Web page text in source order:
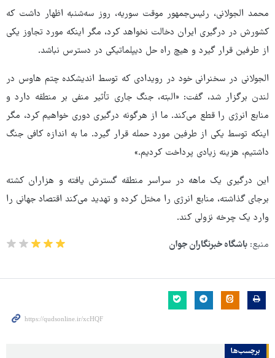
محمد الجولانی، رئیس‌جمهور موقت سوریه، روز سه‌شنبه اظهار داشت که
کشورش در درگیری ایران دخالت نخواهد کرد، مگر اینکه مورد تجاوز یکی
از طرفین قرار گیرد و هیچ راه حل دیپلماتیکی در دسترس نباشد.
الجولانی در سخنرانی خود در رویدادی که توسط اندیشکده چتم هاوس در
لندن برگزار شد، گفت: «البته، جنگ جاری تأثیر منفی بر منطقه دارد و
منابع انرژی را قطع می‌کند. ما از هرگونه درگیری دوری خواهیم کرد، مگر
اینکه توسط یکی از طرفین مورد حمله قرار گیرد. ما به اندازه کافی جنگ
داشتیم، هزینه زیادی پرداخت کردیم.»
این درگیری یک ماهه در سراسر منطقه گسترش یافته و هزاران کشته
برجای گذاشته، منابع انرژی را مختل کرده و تهدید می‌کند اقتصاد جهانی را
وارد یک چرخه نزولی کند.
منبع: باشگاه خبرنگاران جوان
برچسب‌ها